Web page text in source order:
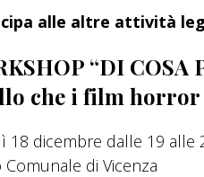
alle altre attività
“DI COSA
che i film horror
18 dicembre dalle 19 alle
Comunale di Vicenza